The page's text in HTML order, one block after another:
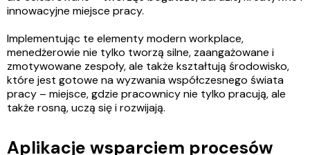
innowacyjne miejsce pracy.
Implementując te elementy modern workplace,
menedżerowie nie tylko tworzą silne, zaangażowane i
zmotywowane zespoły, ale także kształtują środowisko,
które jest gotowe na wyzwania współczesnego świata
pracy – miejsce, gdzie pracownicy nie tylko pracują, ale
także rosną, uczą się i rozwijają.
Aplikacje wsparciem procesów